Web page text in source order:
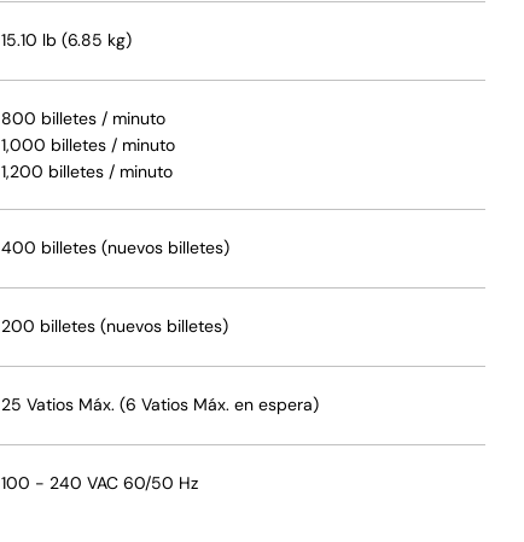
15.10 lb (6.85 kg)
800 billetes / minuto
1,000 billetes / minuto
1,200 billetes / minuto
400 billetes (nuevos billetes)
200 billetes (nuevos billetes)
25 Vatios Máx. (6 Vatios Máx. en espera)
100 - 240 VAC 60/50 Hz